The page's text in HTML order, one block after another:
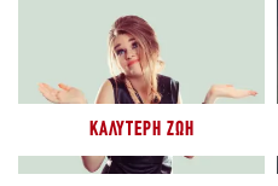
ΚΑΛΎΤΕΡΗ ΖΩΉ